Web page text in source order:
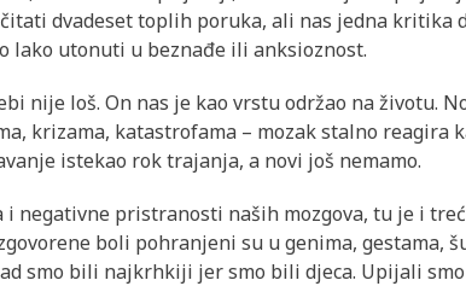
dvadeset toplih poruka, ali nas jedna kritika
lako utonuti u beznađe ili anksioznost.
nije loš. On nas je kao vrstu održao na životu.
krizama, katastrofama – mozak stalno reagira
istekao rok trajanja, a novi još nemamo.
negativne pristranosti naših mozgova, tu je i
boli pohranjeni su u genima, gestama,
smo bili najkrhkiji jer smo bili djeca. Upijali